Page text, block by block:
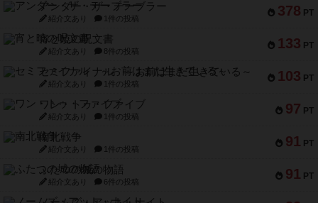
378 PT
アンダー・ザ・テーブラー
紹介文あり 1件の投稿
133 PT
宵と暁の呪文書
紹介文あり 8件の投稿
103 PT
セミファイナル ～お前はまだ生きている～
紹介文あり 1件の投稿
97 PT
ワン・トゥ・ファイブ
紹介文あり 1件の投稿
91 PT
南北戦争
紹介文あり 1件の投稿
91 PT
ふたつの城の物語
紹介文あり 6件の投稿